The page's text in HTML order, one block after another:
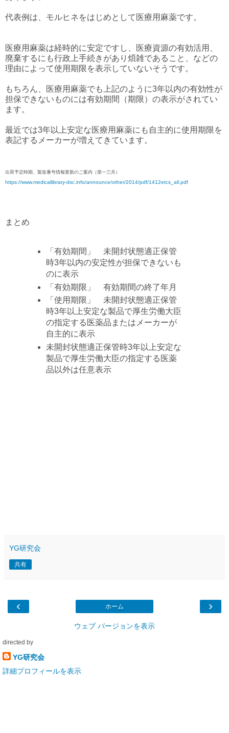
代表例は、モルヒネをはじめとして医療用麻薬です。
医療用麻薬は経時的に安定ですし、医療資源の有効活用、
廃棄するにも行政上手続きがあり煩雑であること、などの
理由によって使用期限を表示していないそうです。
もちろん、医療用麻薬でも上記のように3年以内の有効性が
担保できないものには有効期間（期限）の表示がされてい
ます。
最近では3年以上安定な医療用麻薬にも自主的に使用期限を
表記するメーカーが増えてきています。
出荷予定時期、製造番号情報更新のご案内（第一三共）
https://www.medicallibrary-dsc.info/announce/other/2014/pdf/1412etcs_all.pdf
まとめ
「有効期間」 未開封状態適正保管
時3年以内の安定性が担保できないも
のに表示
「有効期限」 有効期間の終了年月
「使用期限」 未開封状態適正保管
時3年以上安定な製品で厚生労働大臣
の指定する医薬品またはメーカーが
自主的に表示
未開封状態適正保管時3年以上安定な
製品で厚生労働大臣の指定する医薬
品以外は任意表示
YG研究会
共有
‹ ›
ホーム
ウェブ バージョンを表示
directed by
YG研究会
詳細プロフィールを表示